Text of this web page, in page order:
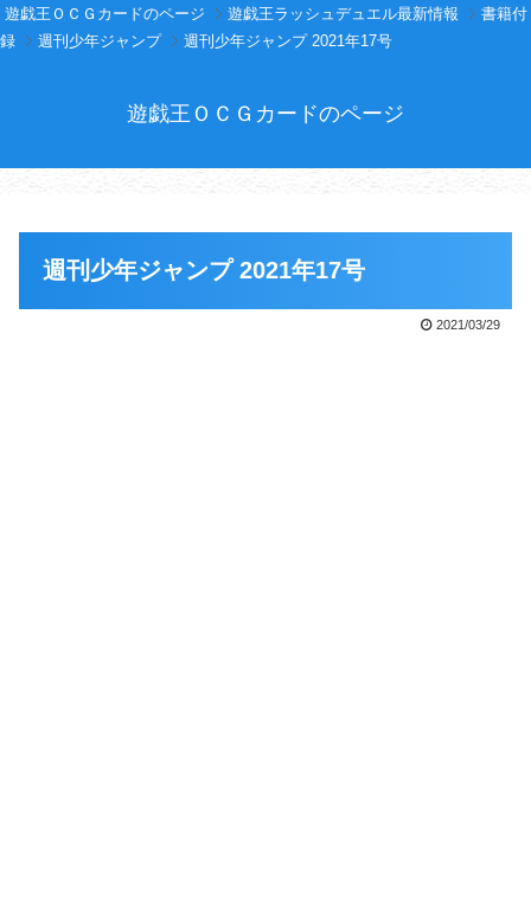
遊戯王ＯＣＧカードのページ 遊戯王ラッシュデュエル最新情報
書籍付
録
週刊少年ジャンプ 週刊少年ジャンプ 2021年17号
遊戯王ＯＣＧカードのページ
週刊少年ジャンプ 2021年17号
2021/03/29